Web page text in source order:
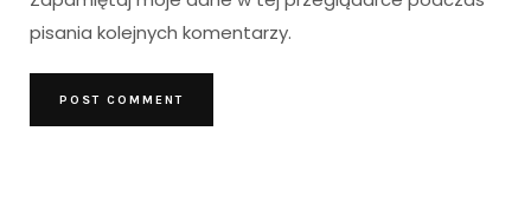
pisania kolejnych komentarzy.